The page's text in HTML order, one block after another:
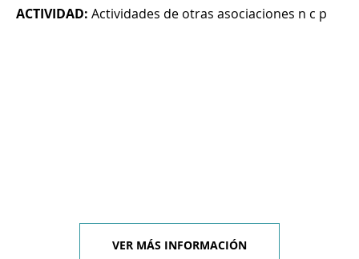
ACTIVIDAD: Actividades de otras asociaciones n c p
VER MÁS INFORMACIÓN